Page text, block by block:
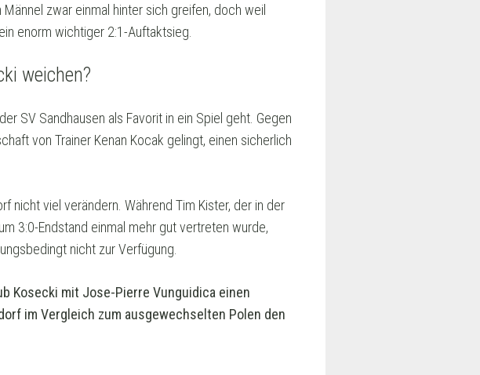
zwar einmal hinter sich greifen, doch weil
enorm wichtiger 2:1-Auftaktsieg.
weichen?
SV Sandhausen als Favorit in ein Spiel geht. Gegen
von Trainer Kenan Kocak gelingt, einen sicherlich
nicht viel verändern. Während Tim Kister, der in der
3:0-Endstand einmal mehr gut vertreten wurde,
nicht zur Verfügung.
Kosecki mit Jose-Pierre Vunguidica einen
im Vergleich zum ausgewechselten Polen den